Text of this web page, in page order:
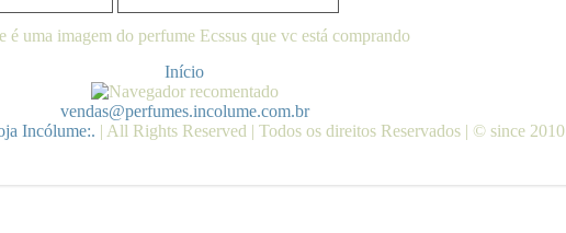
Início
vendas@perfumes.incolume.com.br
Incólume:. | All Rights Reserved | Todos os direitos Reservados | © since 2010